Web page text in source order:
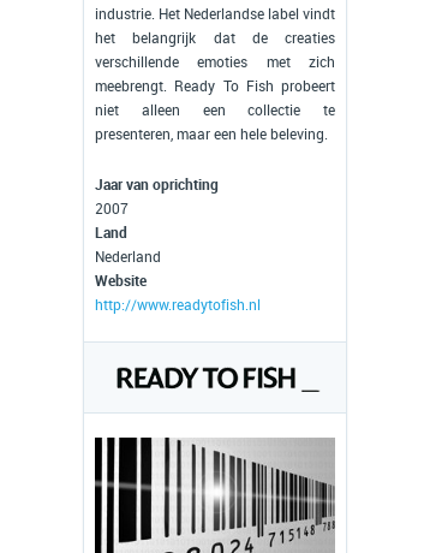
industrie. Het Nederlandse label vindt
het belangrijk dat de creaties
verschillende emoties met zich
meebrengt. Ready To Fish probeert
niet alleen een collectie te
presenteren, maar een hele beleving.
Jaar van oprichting
2007
Land
Nederland
Website
http://www.readytofish.nl